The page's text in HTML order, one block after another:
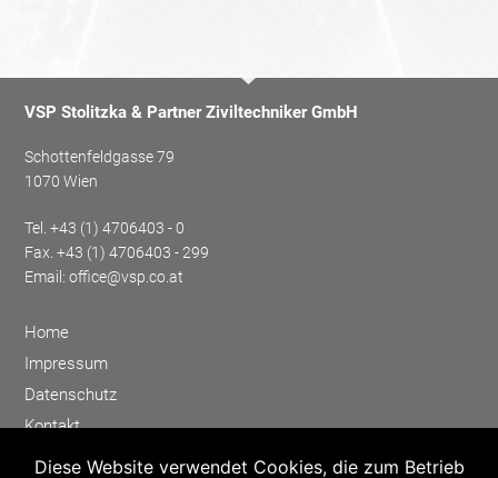
VSP Stolitzka & Partner Ziviltechniker GmbH
Schottenfeldgasse 79
1070 Wien
Tel.+43 (1) 4706403 - 0
Fax. +43 (1) 4706403 - 299
Email:office@vsp.co.at
Home
Impressum
Datenschutz
Kontakt
Kundenbereich
Diese Website verwendet Cookies, die zum Betrieb